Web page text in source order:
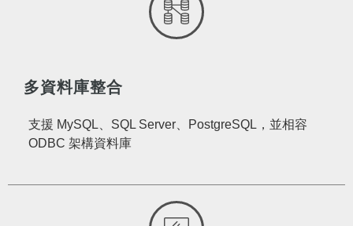
多資料庫整合
支援 MySQL、SQL Server、PostgreSQL，並相容
ODBC 架構資料庫